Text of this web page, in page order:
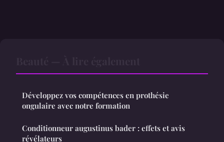
Développez vos compétences en prothésie
ongulaire avec notre formation
Conditionneur augustinus bader : effets et avis
révélateurs